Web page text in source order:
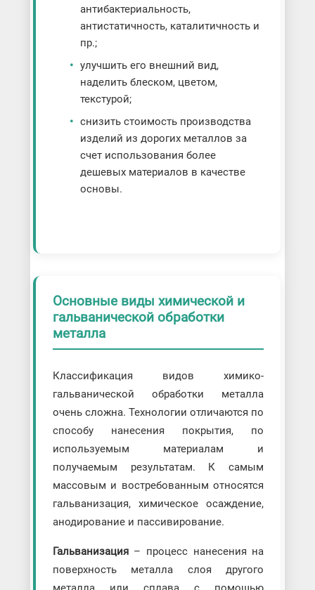
антибактериальность,
антистатичность, каталитичность и
пр.;
улучшить его внешний вид,
наделить блеском, цветом,
текстурой;
снизить стоимость производства
изделий из дорогих металлов за
счет использования более
дешевых материалов в качестве
основы.
Основные виды химической и
гальванической обработки
металла
Классификация видов химико-
гальванической обработки металла
очень сложна. Технологии отличаются по
способу нанесения покрытия, по
используемым материалам и
получаемым результатам. К самым
массовым и востребованным относятся
гальванизация, химическое осаждение,
анодирование и пассивирование.
Гальванизация– процесс нанесения на
поверхность металла слоя другого